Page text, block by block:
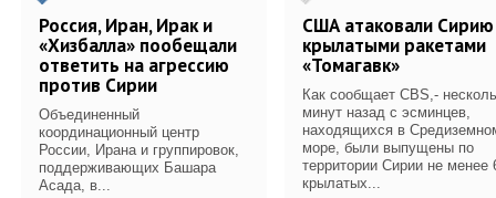
Россия, Иран, Ирак и
«Хизбалла» пообещали
ответить на агрессию
против Сирии
Объединенный
координационный центр
России, Ирана и группировок,
поддерживающих Башара
Асада, в...
США атаковали Сирию
крылатыми ракетами
«Томагавк»
Как сообщает CBS,-
минут назад с эсминцев,
находящихся в
море, были выпущены по
территории Сирии не менее
крылатых...